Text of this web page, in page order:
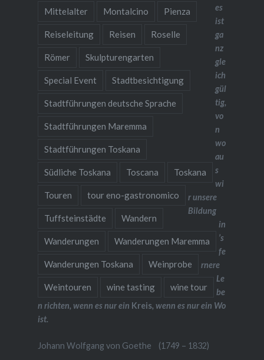
Mittelalter Montalcino Pienza
Reiseleitung Reisen Roselle
Römer Skulpturengarten
Special Event Stadtbesichtigung
Stadtführungen deutsche Sprache
Stadtführungen Maremma
Stadtführungen Toskana
Südliche Toskana Toscana Toskana
Touren tour eno-gastronomico
Tuffsteinstädte Wandern
Wanderungen Wanderungen Maremma
Wanderungen Toskana Weinprobe
Weintouren wine tasting wine tour
es
ist
ga
nz
gle
ich
gül
tig,
vo
n
wo
au
s
wi
r unsere
Bildung
in
’s
fe
rnere
Le
be
n richten, wenn es nur ein Kreis, wenn es nur ein Wo
ist.
Johann Wolfgang von Goethe (1749 – 1832)